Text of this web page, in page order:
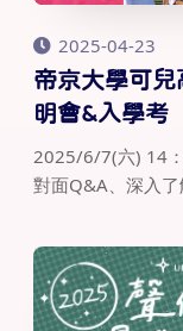
2025-04-23
帝京大學可
明會&入學考
2025/6/7(六) 14
對面Q&A、深入了